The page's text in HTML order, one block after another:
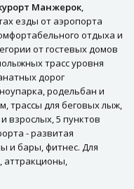
Манжерок,
езды от аэропорта
отдыха и
от гостевых домов
трасс уровня
дорог
родельбан и
трассы для беговых лыж,
взрослых, 5 пунктов
- развитая
и бары, фитнес. Для
аттракционы,